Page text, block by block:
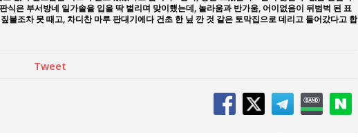
식은 부서방네 일가솔을 입을 딱 벌리며 맞이했는데, 놀라움과 반가움, 어이없음이 뒤범벅 된 표
불조차 못 때고, 차디찬 마루 판대기에다 건초 한 닢 깐 것 같은 토막집으로 데리고 들어갔다고 합
Tweet